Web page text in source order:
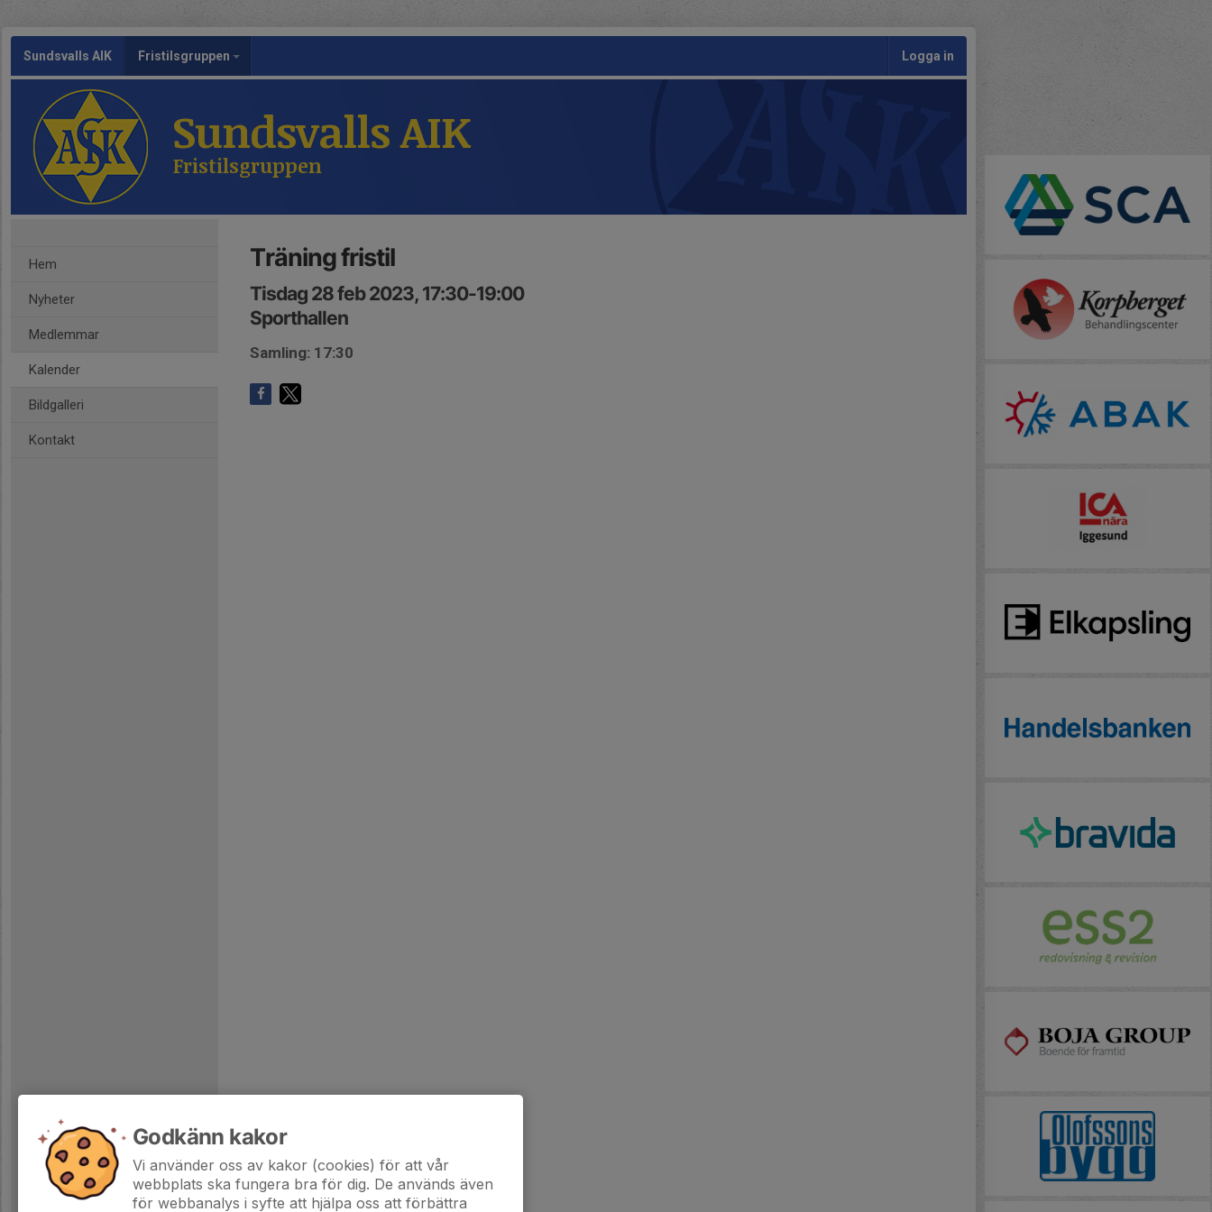
Sundsvalls AIK Fristilsgruppen Logga in
Sundsvalls AIK
Fristilsgruppen
Hem
Nyheter
Medlemmar
Kalender
Bildgalleri
Kontakt
Träning fristil
Tisdag 28 feb 2023, 17:30-19:00
Sporthallen
Samling: 17:30
Godkänn kakor
Vi använder oss av kakor (cookies) för att vår
webbplats ska fungera bra för dig. De används även
för webbanalys i syfte att hjälpa oss att förbättra